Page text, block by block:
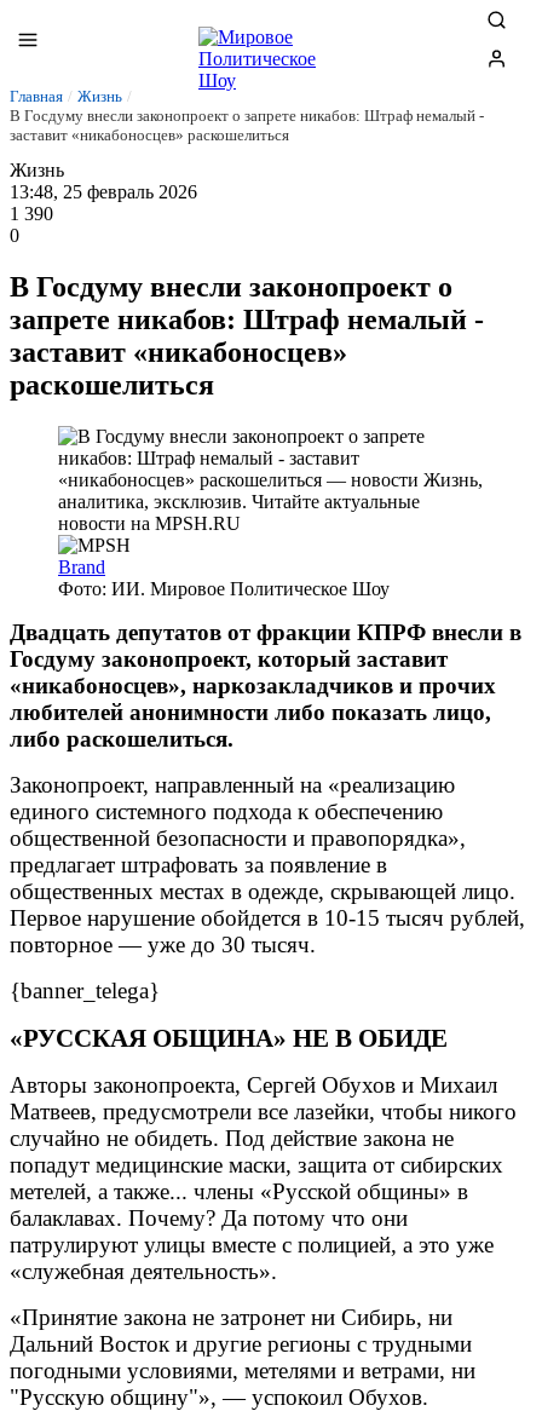
Главная / Жизнь /
В Госдуму внесли законопроект о запрете никабов: Штраф немалый -
заставит «никабоносцев» раскошелиться
Жизнь
13:48, 25 февраль 2026
1 390
0
В Госдуму внесли законопроект о
запрете никабов: Штраф немалый -
заставит «никабоносцев»
раскошелиться
Brand
Фото: ИИ. Мировое Политическое Шоу
Двадцать депутатов от фракции КПРФ внесли в
Госдуму законопроект, который заставит
«никабоносцев», наркозакладчиков и прочих
любителей анонимности либо показать лицо,
либо раскошелиться.
Законопроект, направленный на «реализацию
единого системного подхода к обеспечению
общественной безопасности и правопорядка»,
предлагает штрафовать за появление в
общественных местах в одежде, скрывающей лицо.
Первое нарушение обойдется в 10-15 тысяч рублей,
повторное — уже до 30 тысяч.
{banner_telega}
«РУССКАЯ ОБЩИНА» НЕ В ОБИДЕ
Авторы законопроекта, Сергей Обухов и Михаил
Матвеев, предусмотрели все лазейки, чтобы никого
случайно не обидеть. Под действие закона не
попадут медицинские маски, защита от сибирских
метелей, а также... члены «Русской общины» в
балаклавах. Почему? Да потому что они
патрулируют улицы вместе с полицией, а это уже
«служебная деятельность».
«Принятие закона не затронет ни Сибирь, ни
Дальний Восток и другие регионы с трудными
погодными условиями, метелями и ветрами, ни
"Русскую общину"», — успокоил Обухов.